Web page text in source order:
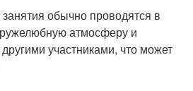
обычно проводятся в
атмосферу и
участниками, что может